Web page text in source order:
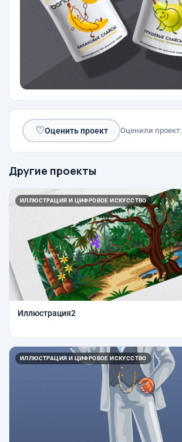
♡Оценить проект Оценили проект:
Другие проекты
ИЛЛЮСТРАЦИЯ И ЦИФРОВОЕ ИСКУССТВО
Иллюстрация2
ИЛЛЮСТРАЦИЯ И ЦИФРОВОЕ ИСКУССТВО